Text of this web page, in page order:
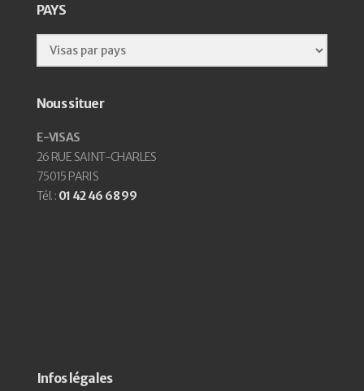
PAYS
Nous situer
E-VISAS
26 RUE SAINT-CHARLES
75015 PARIS
Tél. : 01 42 46 68 99
Infos légales